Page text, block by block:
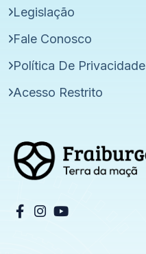
Legislação
Fale Conosco
Política De Privacidade
Acesso Restrito